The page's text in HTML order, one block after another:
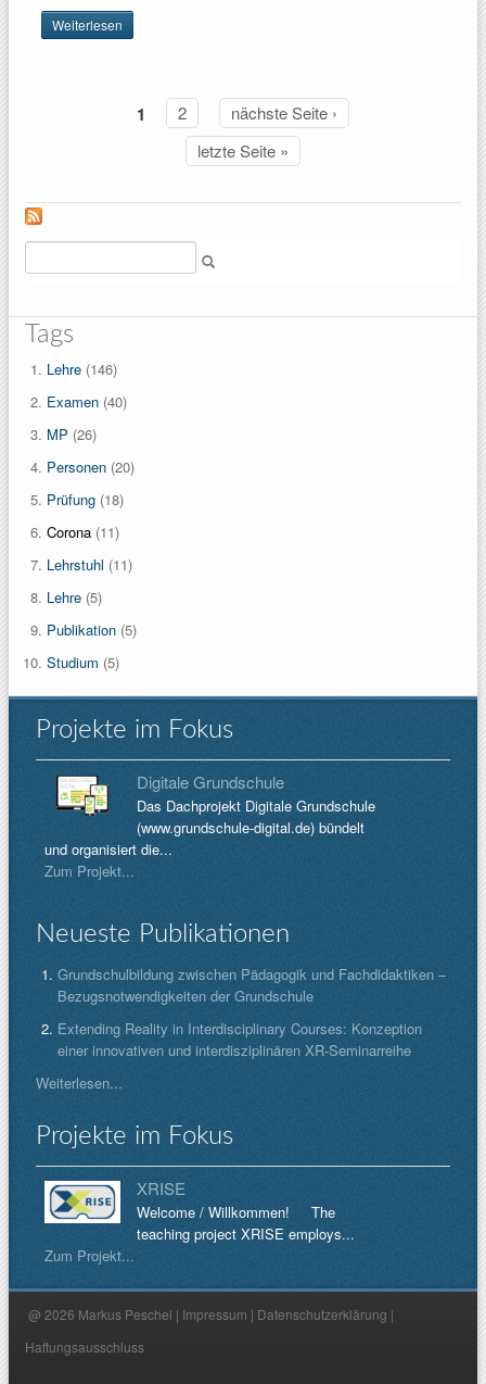
Weiterlesen
Corona:
Modul 4,
März-
1 2
nächste Seite ›
letzte Seite »
Tags
Lehre (146)
Examen (40)
MP (26)
Personen (20)
Prüfung (18)
Corona (11)
Lehrstuhl (11)
Lehre (5)
Publikation (5)
Studium (5)
Projekte im Fokus
Digitale Grundschule
Das Dachprojekt Digitale Grundschule
(www.grundschule-digital.de) bündelt
und organisiert die...
Zum Projekt...
Neueste Publikationen
Grundschulbildung zwischen Pädagogik und Fachdidaktiken –
Bezugsnotwendigkeiten der Grundschule
Extending Reality in Interdisciplinary Courses: Konzeption
einer innovativen und interdisziplinären XR-Seminarreihe
Weiterlesen...
Projekte im Fokus
XRISE
Welcome / Willkommen! The
teaching project XRISE employs...
Zum Projekt...
@ 2026 Markus Peschel | Impressum | Datenschutzerklärung |
Haftungsausschluss